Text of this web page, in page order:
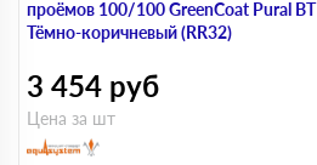
проёмов 100/100 GreenCoat Pural BT
Тёмно-коричневый (RR32)
3 454 руб
Цена за шт